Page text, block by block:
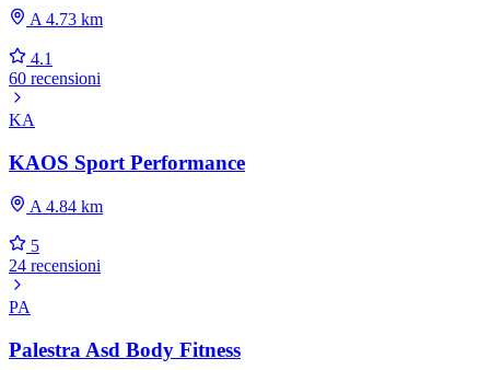
A 4.73 km
4.1
60 recensioni
KA
KAOS Sport Performance
A 4.84 km
5
24 recensioni
PA
Palestra Asd Body Fitness